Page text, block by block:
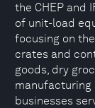
the CHEP and
of unit-load
focusing on
crates and
goods, dry
manufacturing
businesses